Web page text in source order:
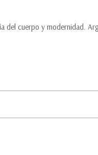
del cuerpo y modernidad.